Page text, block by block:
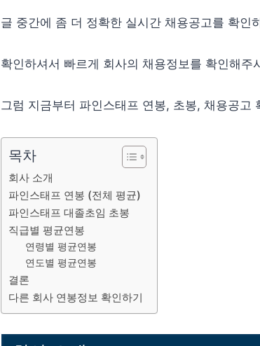
글 중간에 좀 더 정확한 실시간 채용공고를 확인
확인하셔서 빠르게 회사의 채용정보를 확인해주
그럼 지금부터 파인스태프 연봉, 초봉, 채용공고
목차
회사 소개
파인스태프 연봉 (전체 평균)
파인스태프 대졸초임 초봉
직급별 평균연봉
연령별 평균연봉
연도별 평균연봉
결론
다른 회사 연봉정보 확인하기